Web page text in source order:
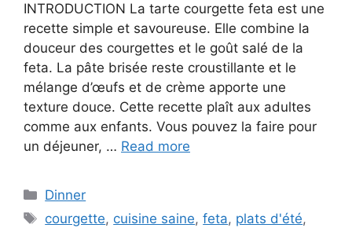
INTRODUCTION La tarte courgette feta est une
recette simple et savoureuse. Elle combine la
douceur des courgettes et le goût salé de la
feta. La pâte brisée reste croustillante et le
mélange d’œufs et de crème apporte une
texture douce. Cette recette plaît aux adultes
comme aux enfants. Vous pouvez la faire pour
un déjeuner, … Read more
Categories
Dinner
Tags
courgette, cuisine saine,feta, plats d'été,